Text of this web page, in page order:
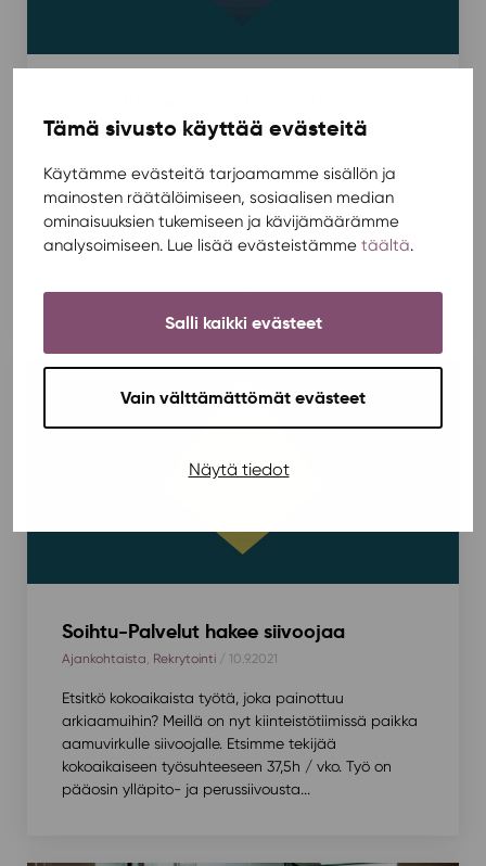
Tämä sivusto käyttää evästeitä
Käytämme evästeitä tarjoamamme sisällön ja
mainosten räätälöimiseen, sosiaalisen median
ominaisuuksien tukemiseen ja kävijämäärämme
analysoimiseen. Lue lisää evästeistämme täältä.
Salli kaikki evästeet
Vain välttämättömät evästeet
Näytä tiedot
puhdistuspalveluiden tuottamiseen
Etsimme kiinteistöhuollon puhdistuspalveluiden
tuottamiseen tarvittaessa töihin kutsuttavia
työntekijöitä viikonlopputöihin ja lomatuurauksiin.
Soihtu-Palvelut hakee siivoojaa
Ajankohtaista Rekrytointi/ 10.9.2021
Etsitkö kokoaikaista työtä, joka painottuu
arkiaamuihin? Meillä on nyt kiinteistötiimissä paikka
aamuvirkulle siivoojalle. Etsimme tekijää
kokoaikaiseen työsuhteeseen 37,5h / vko. Työ on
pääosin ylläpito- ja perussiivousta...